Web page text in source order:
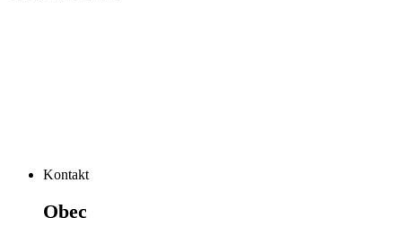
Kontakt
Obec